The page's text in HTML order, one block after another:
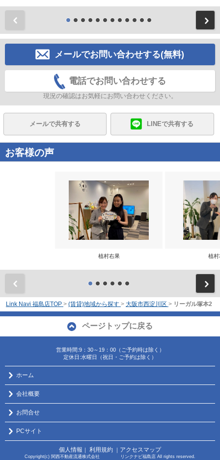
メールでお問い合わせする(無料)
電話でお問い合わせする
現況の確認はお気軽にお問い合わせください。
メールで共有する LINEで共有する
お客様の声
植村右果 植村
Link Navi 福島店TOP > (賃貸)地域から探す > 大阪市西淀川区 > リーガル塚本2
ページトップに戻る
営業時間:9：30～19：00（ご予約時は除く）
定休日:水曜日（祝日・ご予約は除く）
ホーム
会社概要
お問合せ
PCサイト
個人情報 利用規約 アクセスマップ
Copyright(c) 関西不動産流通株式会社 リンクナビ福島店 All rights reserved.